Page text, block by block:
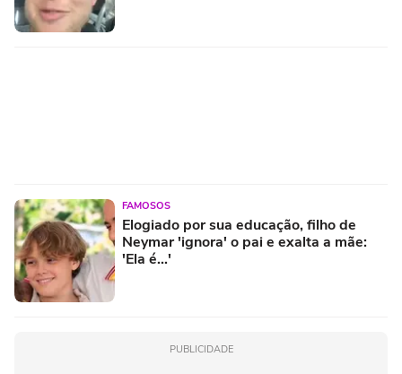
FAMOSOS
Elogiado por sua educação, filho de
Neymar 'ignora' o pai e exalta a mãe:
'Ela é...'
PUBLICIDADE